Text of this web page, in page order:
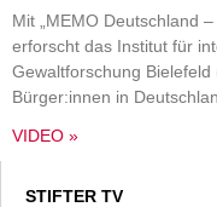
Mit „MEMO Deutschland
erforscht das Institut für
Gewaltforschung
Bürger:innen in
VIDEO »
STIFTER TV